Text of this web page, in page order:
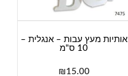
אותיות מעץ עבות – אנגלית –
10 ס"מ
₪15.00